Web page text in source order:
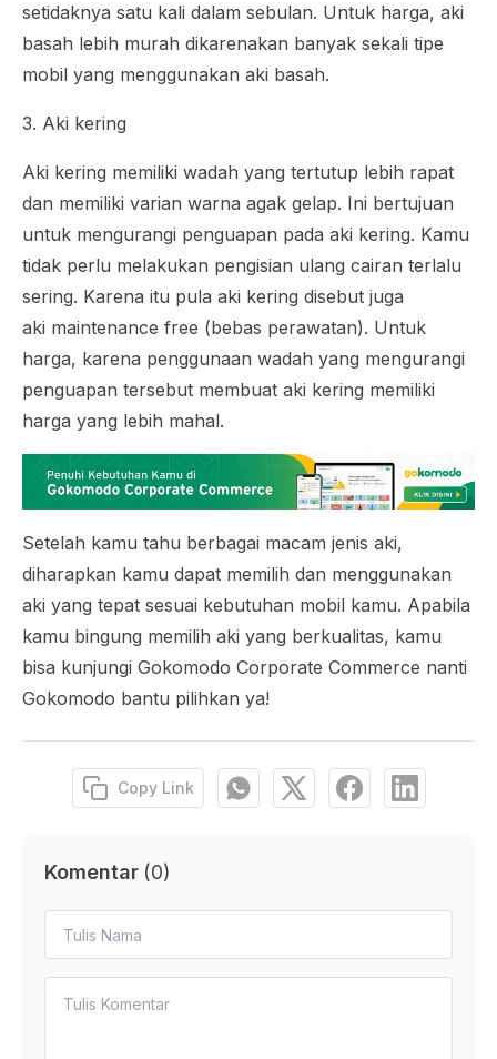
setidaknya satu kali dalam sebulan. Untuk harga, aki
basah lebih murah dikarenakan banyak sekali tipe
mobil yang menggunakan aki basah.
3. Aki kering
Aki kering memiliki wadah yang tertutup lebih rapat
dan memiliki varian warna agak gelap. Ini bertujuan
untuk mengurangi penguapan pada aki kering. Kamu
tidak perlu melakukan pengisian ulang cairan terlalu
sering. Karena itu pula aki kering disebut juga
aki maintenance free (bebas perawatan). Untuk
harga, karena penggunaan wadah yang mengurangi
penguapan tersebut membuat aki kering memiliki
harga yang lebih mahal.
Setelah kamu tahu berbagai macam jenis aki,
diharapkan kamu dapat memilih dan menggunakan
aki yang tepat sesuai kebutuhan mobil kamu. Apabila
kamu bingung memilih aki yang berkualitas, kamu
bisa kunjungi Gokomodo Corporate Commerce nanti
Gokomodo bantu pilihkan ya!
Copy Link
Komentar (0)